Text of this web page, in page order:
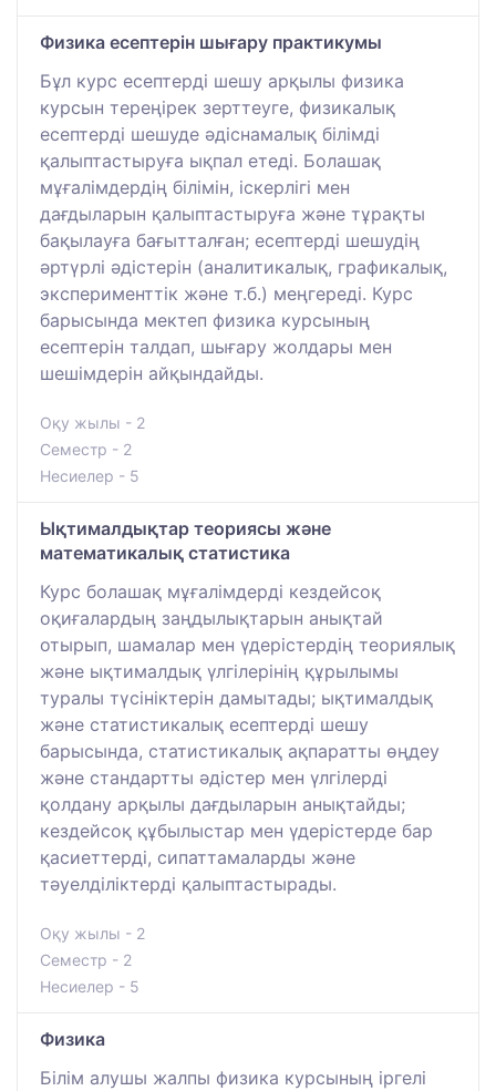
Физика есептерін шығару практикумы
Бұл курс есептерді шешу арқылы физика
курсын тереңірек зерттеуге, физикалық
есептерді шешуде әдіснамалық білімді
қалыптастыруға ықпал етеді. Болашақ
мұғалімдердің білімін, іскерлігі мен
дағдыларын қалыптастыруға және тұрақты
бақылауға бағытталған; есептерді шешудің
әртүрлі әдістерін (аналитикалық, графикалық,
эксперименттік және т.б.) меңгереді. Курс
барысында мектеп физика курсының
есептерін талдап, шығару жолдары мен
шешімдерін айқындайды.
Оқу жылы - 2
Семестр - 2
Несиелер - 5
Ықтималдықтар теориясы және
математикалық статистика
Курс болашақ мұғалімдерді кездейсоқ
оқиғалардың заңдылықтарын анықтай
отырып, шамалар мен үдерістердің теориялық
және ықтималдық үлгілерінің құрылымы
туралы түсініктерін дамытады; ықтималдық
және статистикалық есептерді шешу
барысында, статистикалық ақпаратты өңдеу
және стандартты әдістер мен үлгілерді
қолдану арқылы дағдыларын анықтайды;
кездейсоқ құбылыстар мен үдерістерде бар
қасиеттерді, сипаттамаларды және
тәуелділіктерді қалыптастырады.
Оқу жылы - 2
Семестр - 2
Несиелер - 5
Физика
Білім алушы жалпы физика курсының іргелі